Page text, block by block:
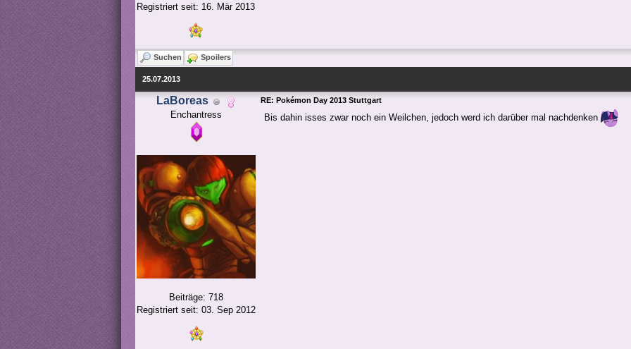
Registriert seit: 16. Mär 2013
Suchen Spoilers
25.07.2013
LaBoreas
Enchantress
Beiträge: 718
Registriert seit: 03. Sep 2012
RE: Pokémon Day 2013 Stuttgart
Bis dahin isses zwar noch ein Weilchen, jedoch werd ich darüber mal nachdenken